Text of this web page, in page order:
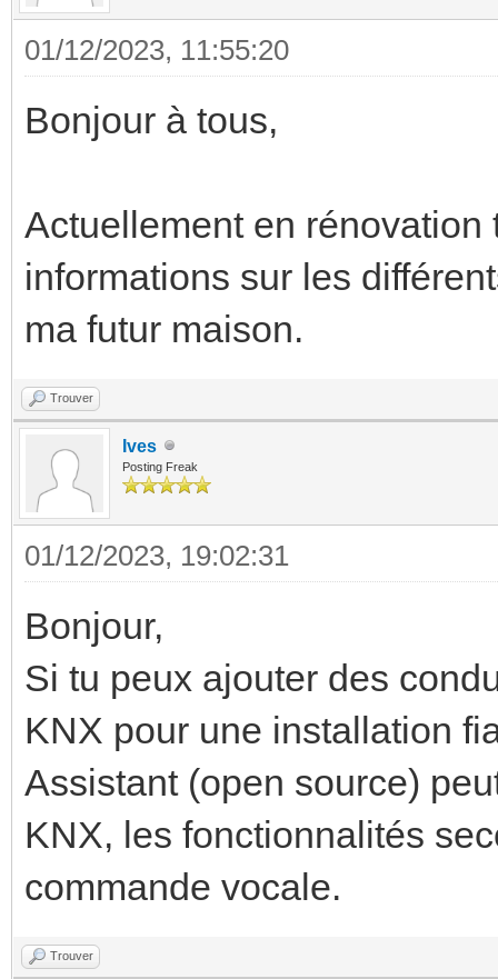
01/12/2023, 11:55:20
Bonjour à tous,
Actuellement en rénovation
informations sur les
ma futur maison.
Trouver
Ives
Posting Freak
01/12/2023, 19:02:31
Bonjour,
Si tu peux ajouter des
KNX pour une installation
Assistant (open source)
KNX, les fonctionnalités
commande vocale.
Trouver